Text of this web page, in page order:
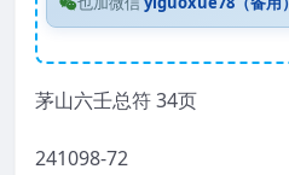
茅山六壬总符 34页
241098-72